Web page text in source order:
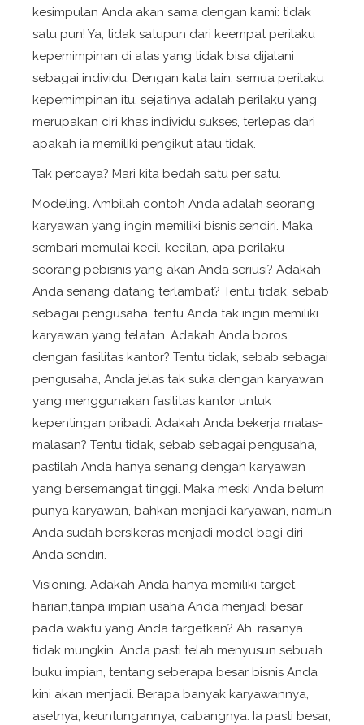
kesimpulan Anda akan sama dengan kami: tidak
satu pun! Ya, tidak satupun dari keempat perilaku
kepemimpinan di atas yang tidak bisa dijalani
sebagai individu. Dengan kata lain, semua perilaku
kepemimpinan itu, sejatinya adalah perilaku yang
merupakan ciri khas individu sukses, terlepas dari
apakah ia memiliki pengikut atau tidak.
Tak percaya? Mari kita bedah satu per satu.
Modeling. Ambilah contoh Anda adalah seorang
karyawan yang ingin memiliki bisnis sendiri. Maka
sembari memulai kecil-kecilan, apa perilaku
seorang pebisnis yang akan Anda seriusi? Adakah
Anda senang datang terlambat? Tentu tidak, sebab
sebagai pengusaha, tentu Anda tak ingin memiliki
karyawan yang telatan. Adakah Anda boros
dengan fasilitas kantor? Tentu tidak, sebab sebagai
pengusaha, Anda jelas tak suka dengan karyawan
yang menggunakan fasilitas kantor untuk
kepentingan pribadi. Adakah Anda bekerja malas-
malasan? Tentu tidak, sebab sebagai pengusaha,
pastilah Anda hanya senang dengan karyawan
yang bersemangat tinggi. Maka meski Anda belum
punya karyawan, bahkan menjadi karyawan, namun
Anda sudah bersikeras menjadi model bagi diri
Anda sendiri.
Visioning. Adakah Anda hanya memiliki target
harian,tanpa impian usaha Anda menjadi besar
pada waktu yang Anda targetkan? Ah, rasanya
tidak mungkin. Anda pasti telah menyusun sebuah
buku impian, tentang seberapa besar bisnis Anda
kini akan menjadi. Berapa banyak karyawannya,
asetnya, keuntungannya, cabangnya. Ia pasti besar,